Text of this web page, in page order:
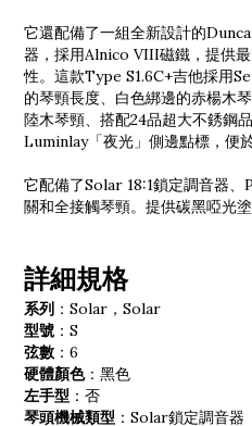
它還配備了一組全新設計的
器，採用Alnico VIII磁鐵，提供
性。這款Type S1.6C+吉他採用
的琴頸長度、白色綁邊的赤楊木
陸木琴頸、搭配24品超大不銹鋼
Luminlay「夜光」側邊點標，便
它配備了Solar 18:1鎖定調音器、
關和全接觸琴頸。提供碳黑啞光塗
詳細規格
系列 ：Solar，Solar
型號 ：S
弦數 ：6
硬體顏色：黑色
左手型 ：否
琴頭機械類型 ：Solar鎖定調音器